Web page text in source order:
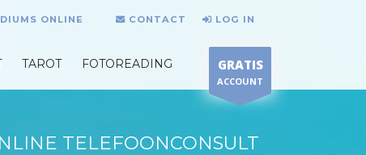
ONLINE CONTACT LOG IN
TAROT FOTOREADING GRATIS
ACCOUNT
TELEFOONCONSULT